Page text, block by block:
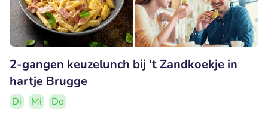
2-gangen keuzelunch bij 't Zandkoekje in
hartje Brugge
Di Mi
Do